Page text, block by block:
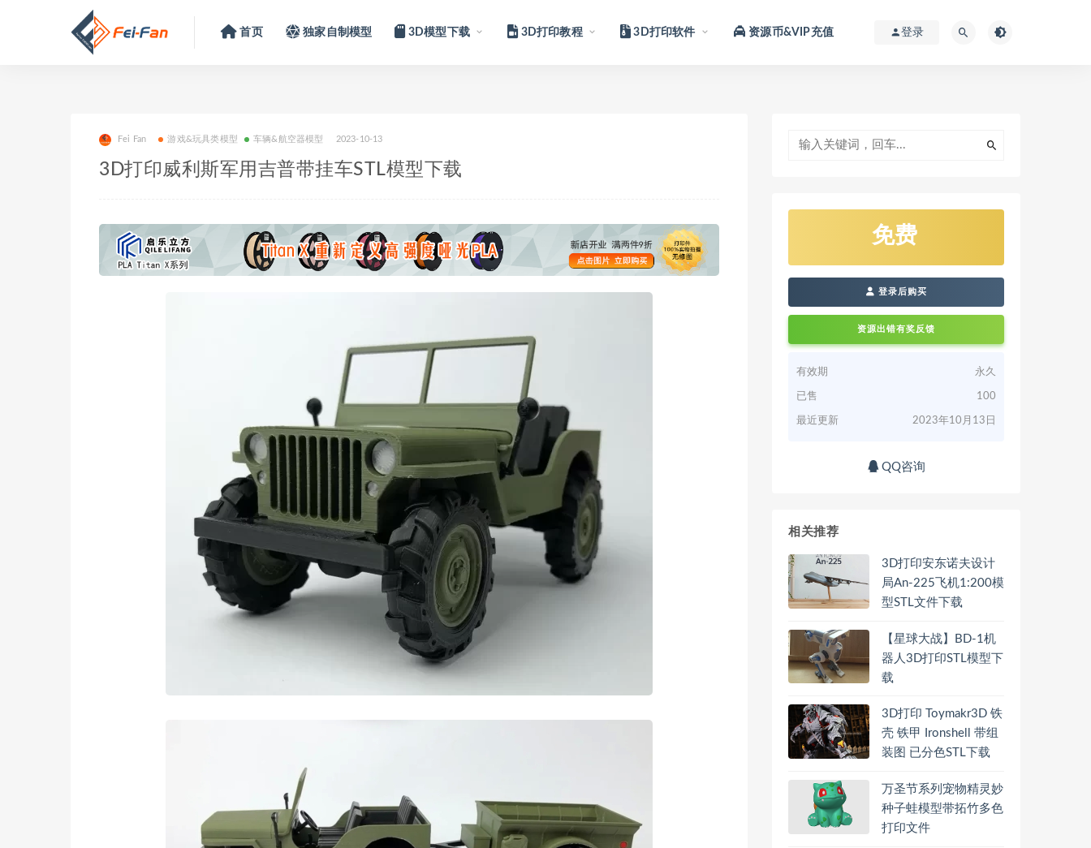
首页 独家自制模型 3D模型下载 3D打印教程 3D打印软件 资源币&VIP充值 登录
Fei Fan 游戏&玩具类模型 车辆&航空器模型 2023-10-13
3D打印威利斯军用吉普带挂车STL模型下载
免费
登录后购买
资源出错有奖反馈
有效期 永久
已售 100
最近更新 2023年10月13日
QQ咨询
相关推荐
3D打印安东诺夫设计
局An-225飞机1:200模
型STL文件下载
【星球大战】BD-1机
器人3D打印STL模型下
载
3D打印 Toymakr3D 铁
壳 铁甲 Ironshell 带组
装图 已分色STL下载
万圣节系列宠物精灵妙
种子蛙模型带拓竹多色
打印文件